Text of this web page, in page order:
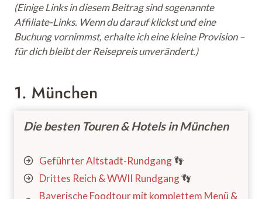
(Einige Links in diesem Beitrag sind sogenannte
Affiliate-Links. Wenn du darauf klickst und eine
Buchung vornimmst, erhalte ich eine kleine Provision –
für dich bleibt der Reisepreis unverändert.)
1. München
Die besten Touren & Hotels in München
Geführter Altstadt-Rundgang👣
Drittes Reich & WWII Rundgang👣
Bayerische Foodtour mit komplettem Menü &